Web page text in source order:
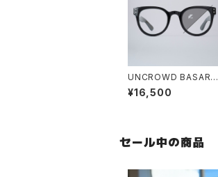
UNCROWD BASARA
Photochrmic SHADE
¥16,500
セール中の商品